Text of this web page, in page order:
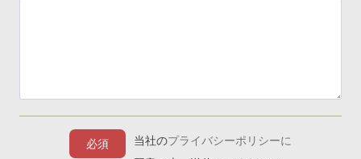
必須 当社のプライバシーポリシーに